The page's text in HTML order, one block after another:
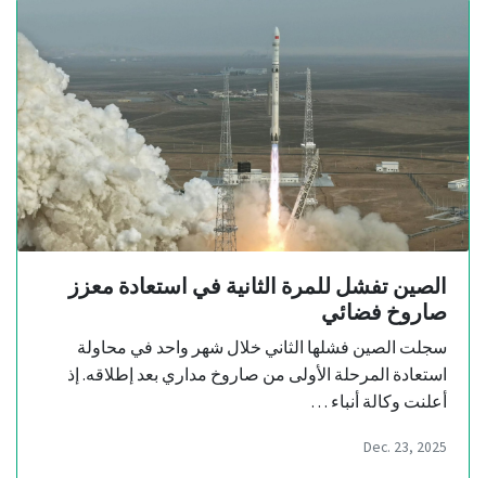
الصين تفشل للمرة الثانية في استعادة معزز
صاروخ فضائي
سجلت الصين فشلها الثاني خلال شهر واحد في محاولة
استعادة المرحلة الأولى من صاروخ مداري بعد إطلاقه. إذ
أعلنت وكالة أنباء …
Dec. 23, 2025